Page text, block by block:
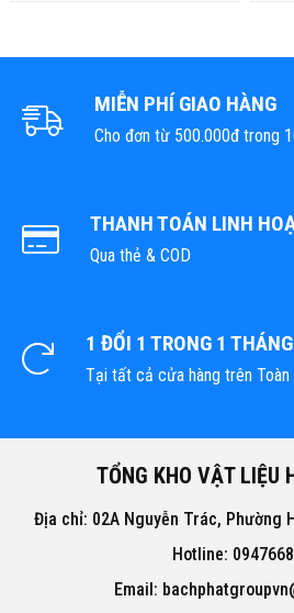
MIỄN PHÍ GIAO HÀNG
Cho đơn từ 500.000đ trong
THANH TOÁN LINH
Qua thẻ & COD
1 ĐỔI 1 TRONG 1 THÁNG
Tại tất cả cửa hàng trên Toàn
TỔNG KHO VẬT LIỆU
Địa chỉ: 02A Nguyễn Trác, Phường
Hotline:
Email: